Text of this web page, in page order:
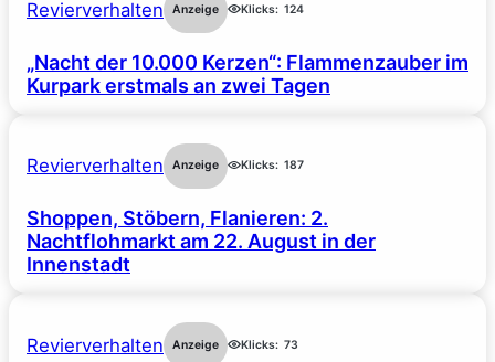
Revierverhalten Anzeige Klicks: 124
„Nacht der 10.000 Kerzen“: Flammenzauber im
Kurpark erstmals an zwei Tagen
Revierverhalten Anzeige Klicks: 187
Shoppen, Stöbern, Flanieren: 2.
Nachtflohmarkt am 22. August in der
Innenstadt
Revierverhalten Anzeige Klicks: 73